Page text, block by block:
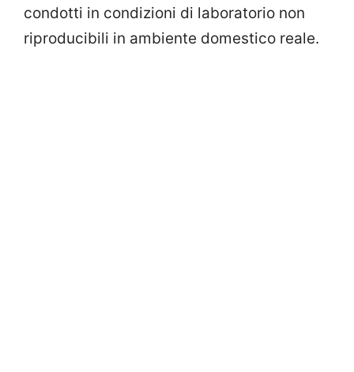
condotti in condizioni di laboratorio non
riproducibili in ambiente domestico reale.